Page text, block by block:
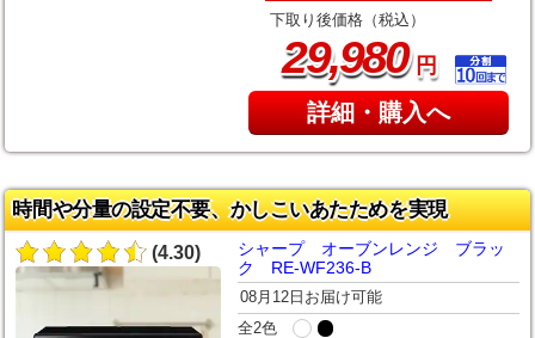
下取り後価格（税込）
29,980円
詳細・購入へ
時間や分量の設定不要、かしこいあたためを実現
(4.30)
シャープ オーブンレンジ ブラッ
ク RE-WF236-B
08月12日お届け可能
全2色